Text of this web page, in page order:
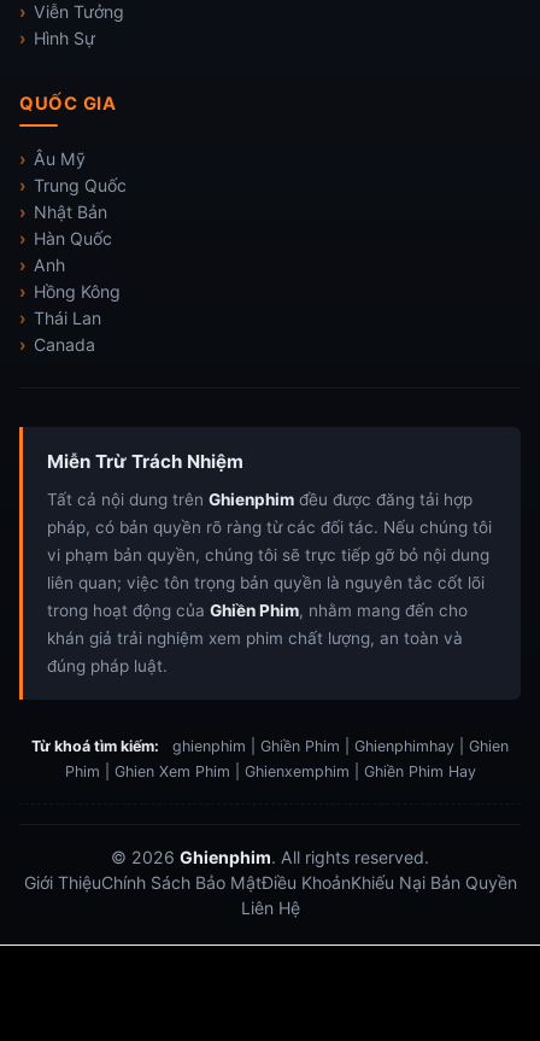
Viễn Tưởng
Hình Sự
QUỐC GIA
Âu Mỹ
Trung Quốc
Nhật Bản
Hàn Quốc
Anh
Hồng Kông
Thái Lan
Canada
Miễn Trừ Trách Nhiệm
Tất cả nội dung trên Ghienphim đều được đăng tải hợp
pháp, có bản quyền rõ ràng từ các đối tác. Nếu chúng tôi
vi phạm bản quyền, chúng tôi sẽ trực tiếp gỡ bỏ nội dung
liên quan; việc tôn trọng bản quyền là nguyên tắc cốt lõi
trong hoạt động của Ghiền Phim, nhằm mang đến cho
khán giả trải nghiệm xem phim chất lượng, an toàn và
đúng pháp luật.
Từ khoá tìm kiếm:
ghienphim | Ghiền Phim | Ghienphimhay | Ghien
Phim | Ghien Xem Phim | Ghienxemphim | Ghiền Phim Hay
© 2026 Ghienphim. All rights reserved.
Giới ThiệuChính Sách Bảo MậtĐiều KhoảnKhiếu Nại Bản Quyền
Liên Hệ